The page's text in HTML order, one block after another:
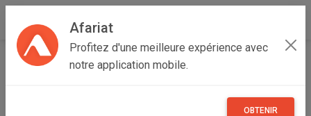
Afariat
Profitez d'une meilleure expérience avec
notre application mobile.
OBTENIR
Accueil Recherche Majerda Béja